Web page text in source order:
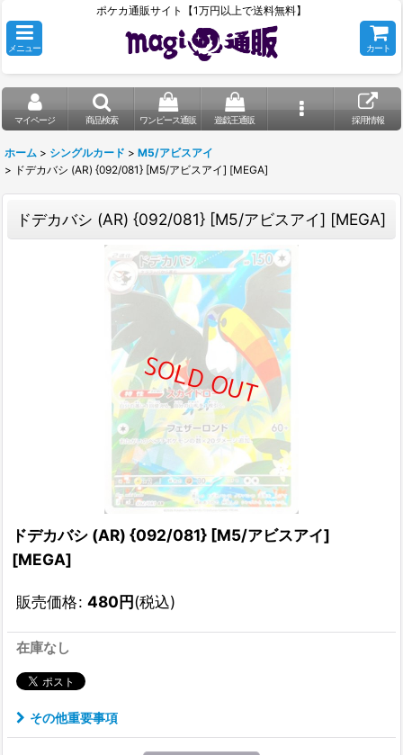
ポケカ通販サイト【1万円以上で送料無料】
メニュー カート
マイページ 商品検索 ワンピース通販 遊戯王通販 採用情報
ホーム > シングルカード > M5/アビスアイ
> ドデカバシ (AR) {092/081} [M5/アビスアイ] [MEGA]
ドデカバシ (AR) {092/081} [M5/アビスアイ] [MEGA]
ドデカバシ (AR) {092/081} [M5/アビスアイ]
[MEGA]
販売価格: 480円(税込)
在庫なし
その他重要事項